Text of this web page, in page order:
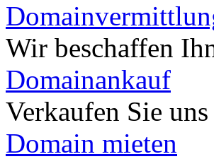
Wir beschaffen
Domainankauf
Verkaufen Sie
Domain mieten